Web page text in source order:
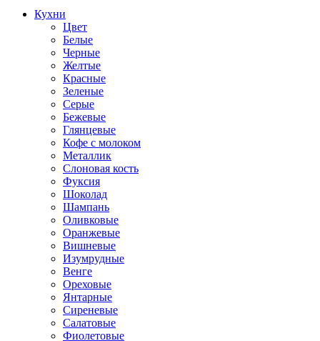
Кухни
Цвет
Белые
Черные
Желтые
Красные
Зеленые
Серые
Бежевые
Глянцевые
Кофе с молоком
Металлик
Слоновая кость
Фуксия
Шоколад
Шампань
Оливковые
Оранжевые
Вишневые
Изумрудные
Венге
Ореховые
Янтарные
Сиреневые
Салатовые
Фиолетовые